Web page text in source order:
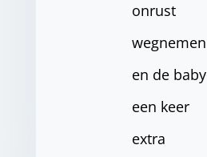
onrust
wegnemen
en de baby
een keer
extra